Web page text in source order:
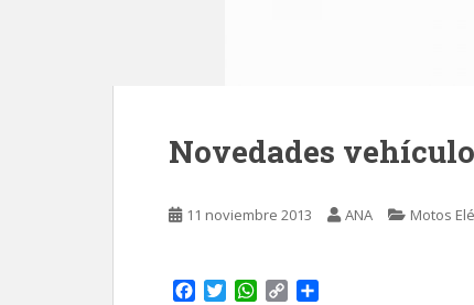
Novedades
11 noviembre 2013 ANA Motos
W